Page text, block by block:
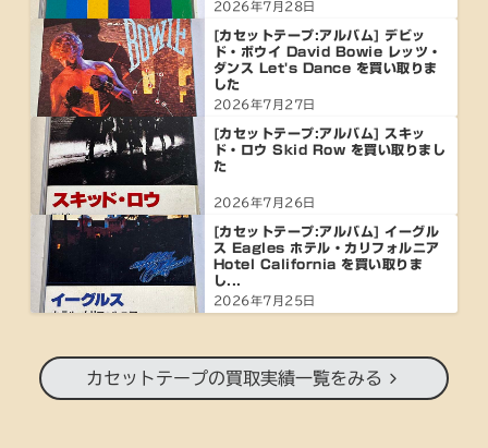
2026年7月28日
[カセットテープ:アルバム] デビッ
ド・ボウイ David Bowie レッツ・
ダンス Let's Dance を買い取りま
した
2026年7月27日
[カセットテープ:アルバム] スキッ
ド・ロウ Skid Row を買い取りまし
た
2026年7月26日
[カセットテープ:アルバム] イーグル
ス Eagles ホテル・カリフォルニア
Hotel California を買い取りま
し...
2026年7月25日
カセットテープの買取実績一覧をみる